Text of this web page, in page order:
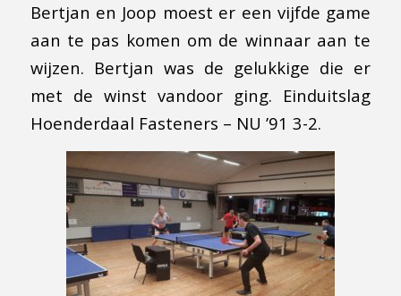
Bertjan en Joop moest er een vijfde game
aan te pas komen om de winnaar aan te
wijzen. Bertjan was de gelukkige die er
met de winst vandoor ging. Einduitslag
Hoenderdaal Fasteners – NU ’91 3-2.